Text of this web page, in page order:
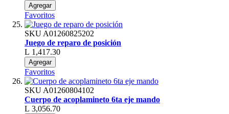
Agregar
Favoritos
SKU A01260825202
Juego de reparo de posición
L 1,417.30
Agregar
Favoritos
SKU A01260804102
Cuerpo de acoplamineto 6ta eje mando
L 3,056.70